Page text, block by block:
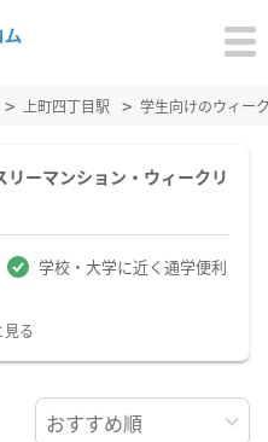
上町四丁目駅 学生向けのウィー
ーマンション・ウィークリ
学校・大学に近く通学便利
見る